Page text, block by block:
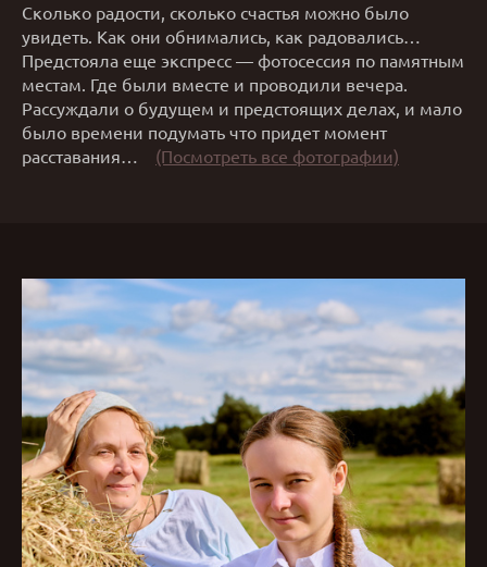
Сколько радости, сколько счастья можно было
увидеть. Как они обнимались, как радовались…
Предстояла еще экспресс — фотосессия по памятным
местам. Где были вместе и проводили вечера.
Рассуждали о будущем и предстоящих делах, и мало
было времени подумать что придет момент
расставания… (Посмотреть все фотографии)